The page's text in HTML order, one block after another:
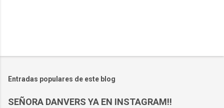
Entradas populares de este blog
SEÑORA DANVERS YA EN INSTAGRAM!!